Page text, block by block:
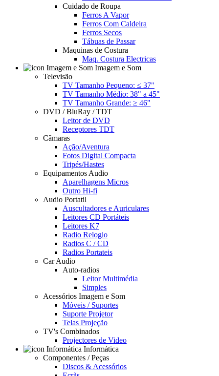
Cuidado de Roupa
Ferros A Vapor
Ferros Com Caldeira
Ferros Secos
Tábuas de Passar
Maquinas de Costura
Maq. Costura Electricas
Imagem e Som
Televisão
TV Tamanho Pequeno: ≤ 37"
TV Tamanho Médio: 38" a 45"
TV Tamanho Grande: ≥ 46"
DVD / BluRay / TDT
Leitor de DVD
Receptores TDT
Câmaras
Ação/Aventura
Fotos Digital Compacta
Tripés/Hastes
Equipamentos Audio
Aparelhagens Micros
Outro Hi-fi
Audio Portatil
Auscultadores e Auriculares
Leitores CD Portáteis
Leitores K7
Radio Relogio
Radios C / CD
Radios Portateis
Car Audio
Auto-radios
Leitor Multimédia
Simples
Acessórios Imagem e Som
Móveis / Suportes
Suporte Projetor
Telas Projeção
TV's Combinados
Projectores de Video
Informática
Componentes / Peças
Discos & Acessórios